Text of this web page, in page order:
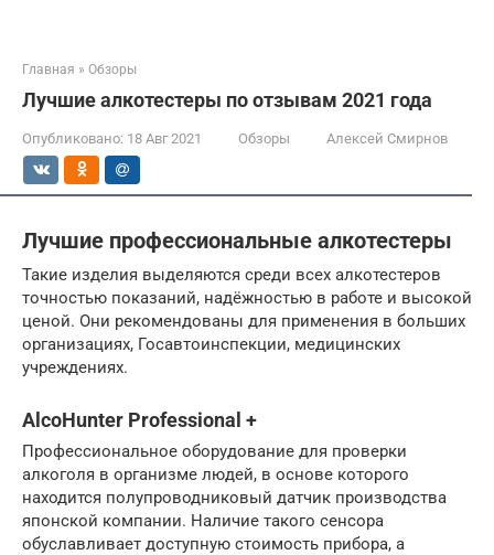
Главная » Обзоры
Лучшие алкотестеры по отзывам 2021 года
Опубликовано: 18 Авг 2021 Обзоры Алексей Смирнов
Лучшие профессиональные алкотестеры
Такие изделия выделяются среди всех алкотестеров
точностью показаний, надёжностью в работе и высокой
ценой. Они рекомендованы для применения в больших
организациях, Госавтоинспекции, медицинских
учреждениях.
AlcoHunter Professional +
Профессиональное оборудование для проверки
алкоголя в организме людей, в основе которого
находится полупроводниковый датчик производства
японской компании. Наличие такого сенсора
обуславливает доступную стоимость прибора, а